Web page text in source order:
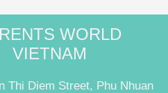
WORLD
VIETNAM
Thi Diem Street, Phu Nhuan